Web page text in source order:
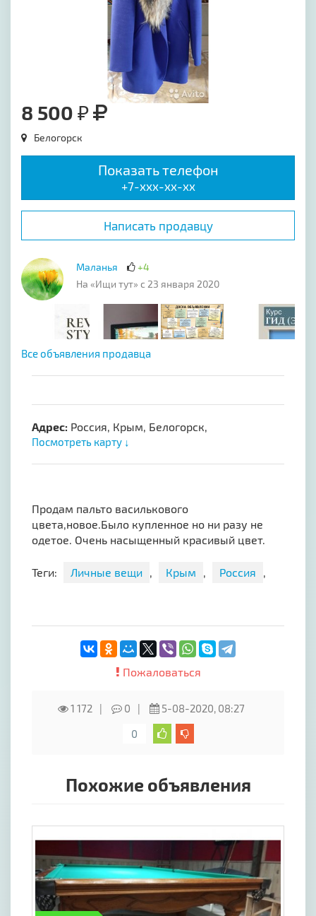
8 500 ₽
Белогорск
Показать телефон
+7-xxx-xx-xx
Написать продавцу
Маланья
+4
На «Ищи тут» с 23 января 2020
Все объявления продавца
Адрес: Россия, Крым, Белогорск,
Посмотреть карту ↓
Продам пальто василькового
цвета,новое.Было купленное но ни разу не
одетое. Очень насыщенный красивый цвет.
Теги: Личные вещи , Крым , Россия ,
Пожаловаться
1 172 0
5-08-2020, 08:27
0
Похожие объявления